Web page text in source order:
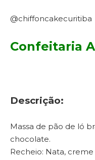
@chiffoncakecuritiba
Confeitaria
Descrição:
Massa de pão de ló
chocolate.
Recheio: Nata,